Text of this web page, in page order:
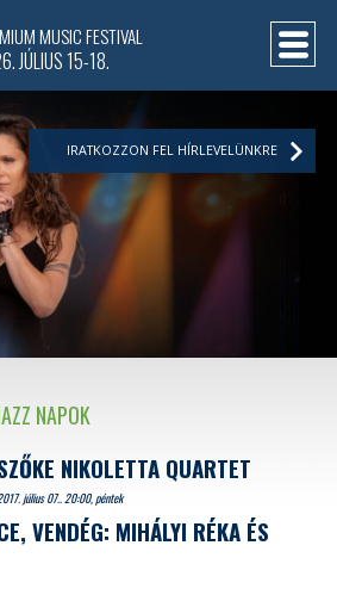
NAPOK
NIKOLETTA QUARTET
július 07.. 20:00, péntek
VENDÉG: MIHÁLYI RÉKA ÉS
MUSIC FESTIVAL
JÚLIUS 15-18.
IRATKOZZON FEL HÍRLEVELÜNKRE